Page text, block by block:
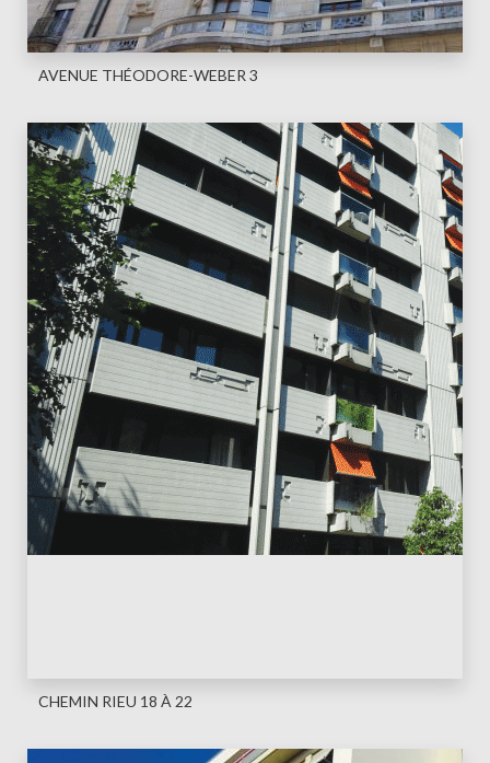
AVENUE THÉODORE-WEBER 3
CHEMIN RIEU 18 À 22